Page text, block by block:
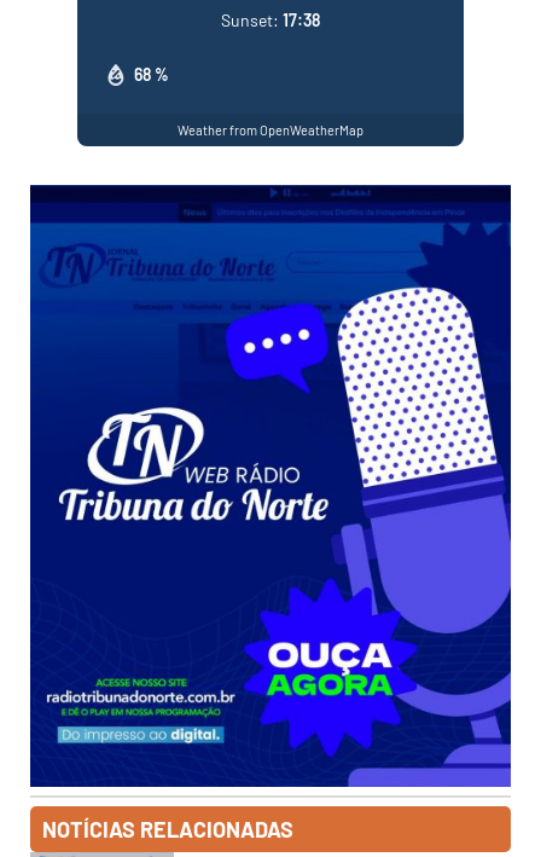
68 %
Sunset: 17:38
Weather from OpenWeatherMap
NOTÍCIAS RELACIONADAS